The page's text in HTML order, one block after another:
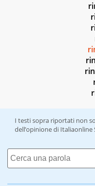
I testi sopra riportati non
dell’opinione di Italiaonline